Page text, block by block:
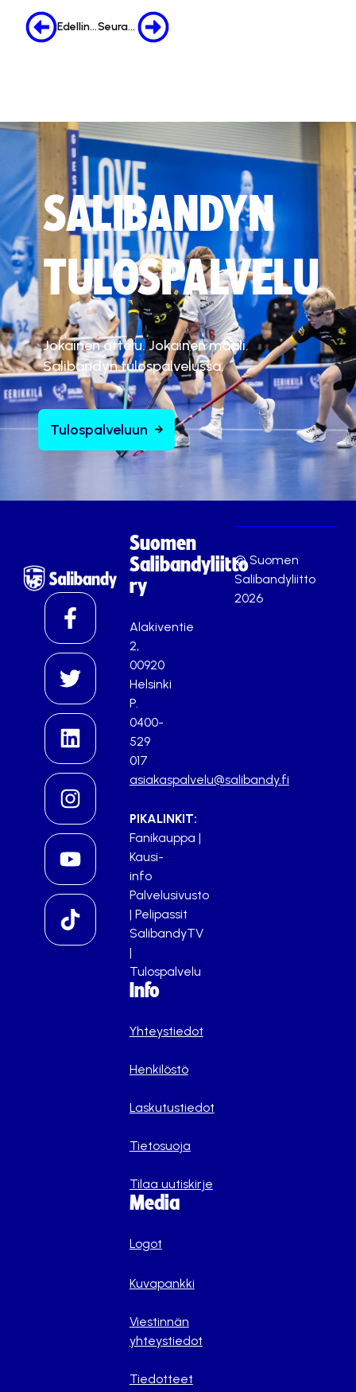
Edellinen Seuraava
SALIBANDYN
TULOSPALVELU
Jokainen ottelu. Jokainen maali.
Salibandyn tulospalvelussa.
Tulospalveluun
Suomen
Salibandyliitto
ry
Alakiventie
2,
00920
Helsinki
P.
0400-
529
017
asiakaspalvelu@salibandy.fi
PIKALINKIT:
Fanikauppa |
Kausi-
info
Palvelusivusto
| Pelipassit
SalibandyTV
|
Tulospalvelu
Info
Yhteystiedot
Henkilöstö
Laskutustiedot
Tietosuoja
Tilaa uutiskirje
Media
Logot
Kuvapankki
Viestinnän
yhteystiedot
Tiedotteet
© Suomen
Salibandyliitto
2026